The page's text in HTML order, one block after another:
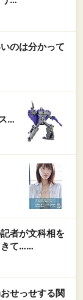
のは分かって
フ
者が文科相を
きて……
せっせする関